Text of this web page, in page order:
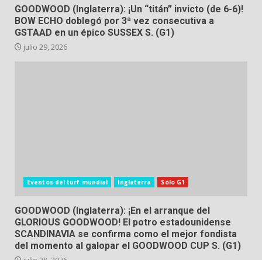
GOODWOOD (Inglaterra): ¡Un “titán” invicto (de 6-6)!
BOW ECHO doblegó por 3ª vez consecutiva a
GSTAAD en un épico SUSSEX S. (G1)
julio 29, 2026
Eventos del turf mundial Inglaterra Sólo G1
GOODWOOD (Inglaterra): ¡En el arranque del
GLORIOUS GOODWOOD! El potro estadounidense
SCANDINAVIA se confirma como el mejor fondista
del momento al galopar el GOODWOOD CUP S. (G1)